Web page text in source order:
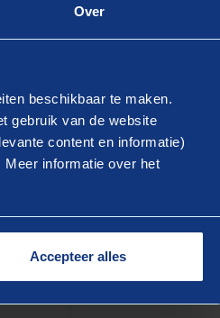
Over
beschikbaar te maken.
gebruik van de website
content en informatie)
informatie over het
Accepteer alles
ooit gepaard met